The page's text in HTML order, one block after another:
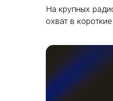
На крупных
охват в